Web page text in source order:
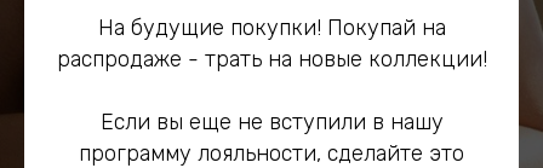
СМОТРЕТЬ
На будущие покупки! Покупай на
распродаже - трать на новые коллекции!
Если вы еще не вступили в нашу
программу лояльности, сделайте это